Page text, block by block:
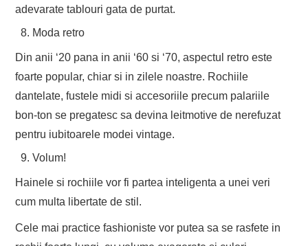
adevarate tablouri gata de purtat.
Moda retro
Din anii ‘20 pana in anii ‘60 si ‘70, aspectul retro este
foarte popular, chiar si in zilele noastre. Rochiile
dantelate, fustele midi si accesoriile precum palariile
bon-ton se pregatesc sa devina leitmotive de nerefuzat
pentru iubitoarele modei vintage.
Volum!
Hainele si rochiile vor fi partea inteligenta a unei veri
cum multa libertate de stil.
Cele mai practice fashioniste vor putea sa se rasfete in